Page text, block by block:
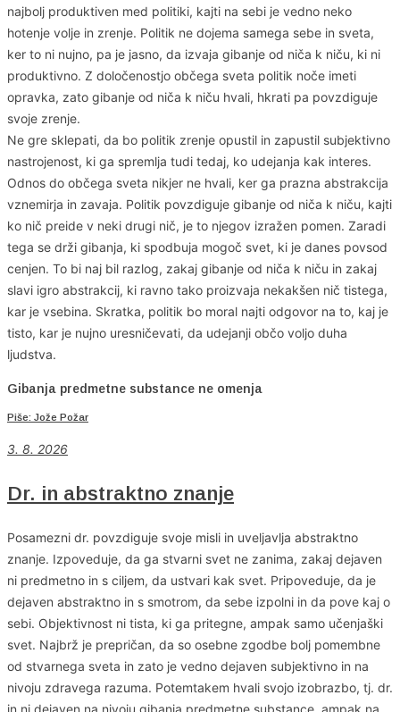
najbolj produktiven med politiki, kajti na sebi je vedno neko
hotenje volje in zrenje. Politik ne dojema samega sebe in sveta,
ker to ni nujno, pa je jasno, da izvaja gibanje od niča k niču, ki ni
produktivno. Z določenostjo občega sveta politik noče imeti
opravka, zato gibanje od niča k niču hvali, hkrati pa povzdiguje
svoje zrenje.
Ne gre sklepati, da bo politik zrenje opustil in zapustil subjektivno
nastrojenost, ki ga spremlja tudi tedaj, ko udejanja kak interes.
Odnos do občega sveta nikjer ne hvali, ker ga prazna abstrakcija
vznemirja in zavaja. Politik povzdiguje gibanje od niča k niču, kajti
ko nič preide v neki drugi nič, je to njegov izražen pomen. Zaradi
tega se drži gibanja, ki spodbuja mogoč svet, ki je danes povsod
cenjen. To bi naj bil razlog, zakaj gibanje od niča k niču in zakaj
slavi igro abstrakcij, ki ravno tako proizvaja nekakšen nič tistega,
kar je vsebina. Skratka, politik bo moral najti odgovor na to, kaj je
tisto, kar je nujno uresničevati, da udejanji občo voljo duha
ljudstva.
Gibanja predmetne substance ne omenja
Piše: Jože Požar
3. 8. 2026
Dr. in abstraktno znanje
Posamezni dr. povzdiguje svoje misli in uveljavlja abstraktno
znanje. Izpoveduje, da ga stvarni svet ne zanima, zakaj dejaven
ni predmetno in s ciljem, da ustvari kak svet. Pripoveduje, da je
dejaven abstraktno in s smotrom, da sebe izpolni in da pove kaj o
sebi. Objektivnost ni tista, ki ga pritegne, ampak samo učenjaški
svet. Najbrž je prepričan, da so osebne zgodbe bolj pomembne
od stvarnega sveta in zato je vedno dejaven subjektivno in na
nivoju zdravega razuma. Potemtakem hvali svojo izobrazbo, tj. dr.
in ni dejaven na nivoju gibanja predmetne substance, ampak na